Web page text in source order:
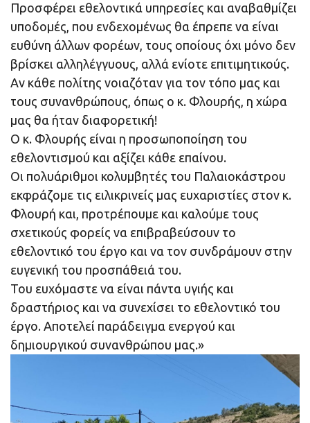
Προσφέρει εθελοντικά υπηρεσίες και αναβαθμίζει
υποδομές, που ενδεχομένως θα έπρεπε να είναι
ευθύνη άλλων φορέων, τους οποίους όχι μόνο δεν
βρίσκει αλληλέγγυους, αλλά ενίοτε επιτιμητικούς.
Αν κάθε πολίτης νοιαζόταν για τον τόπο μας και
τους συνανθρώπους, όπως ο κ. Φλουρής, η χώρα
μας θα ήταν διαφορετική!
Ο κ. Φλουρής είναι η προσωποποίηση του
εθελοντισμού και αξίζει κάθε επαίνου.
Οι πολυάριθμοι κολυμβητές του Παλαιοκάστρου
εκφράζομε τις ειλικρινείς μας ευχαριστίες στον κ.
Φλουρή και, προτρέπουμε και καλούμε τους
σχετικούς φορείς να επιβραβεύσουν το
εθελοντικό του έργο και να τον συνδράμουν στην
ευγενική του προσπάθειά του.
Του ευχόμαστε να είναι πάντα υγιής και
δραστήριος και να συνεχίσει το εθελοντικό του
έργο. Αποτελεί παράδειγμα ενεργού και
δημιουργικού συνανθρώπου μας.»